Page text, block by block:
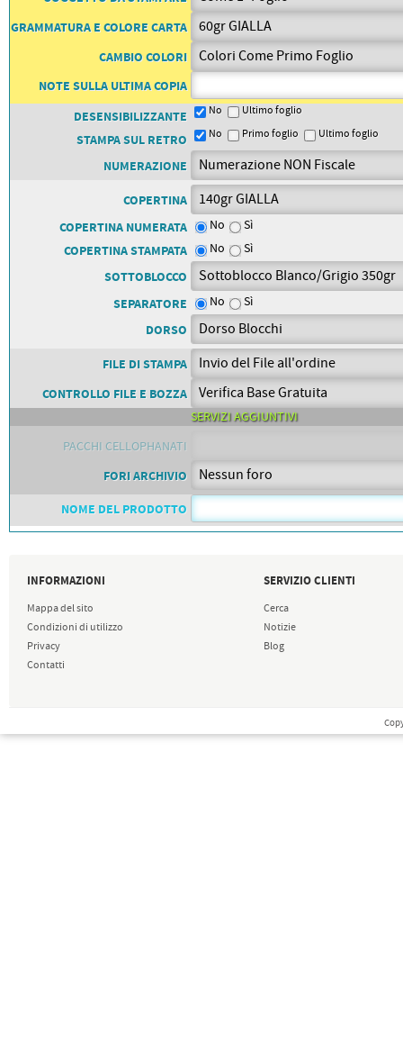
PETTORALI NUMERI DA
PETTORALI CON NOME ATLETA
GRAMMATURA E COLORE CARTA
CAMBIO COLORI
NOTE SULLA ULTIMA COPIA
DESENSIBILIZZANTE
No Ultimo foglio
STAMPA SUL RETRO No Primo foglio Ultimo foglio
NUMERAZIONE
COPERTINA
COPERTINA NUMERATA
No Sì
COPERTINA STAMPATA No Sì
SOTTOBLOCCO
SEPARATORE
No Sì
DORSO
FILE DI STAMPA
CONTROLLO FILE E BOZZA
SERVIZI AGGIUNTIVI
PACCHI CELLOPHANATI
FORI ARCHIVIO
NOME DEL PRODOTTO
INFORMAZIONI
Mappa del sito
Condizioni di utilizzo
Privacy
Contatti
SERVIZIO CLIENTI
Cerca
Notizie
Blog